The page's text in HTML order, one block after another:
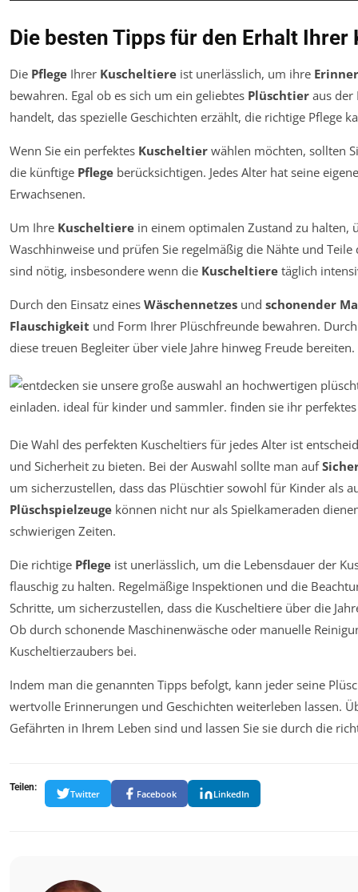
Die besten Tipps für den Erhalt Ihrer
Die Pflege Ihrer Kuscheltiere ist unerlässlich, um ihre
bewahren. Egal ob es sich um ein geliebtes Plüschtier aus
handelt, das spezielle Geschichten erzählt, die richtige Pflege
Wenn Sie ein perfektes Kuscheltier wählen möchten, sollten
die künftige Pflege berücksichtigen. Jedes Alter hat seine
Erwachsenen.
Um Ihre Kuscheltiere in einem optimalen Zustand zu halten,
Waschhinweise und prüfen Sie regelmäßig die Nähte und Teile
sind nötig, insbesondere wenn die Kuscheltiere täglich
Durch den Einsatz eines Wäschennetzes und schonender
Flauschigkeit und Form Ihrer Plüschfreunde bewahren.
diese treuen Begleiter über viele Jahre hinweg Freude bereiten.
Die Wahl des perfekten Kuscheltiers für jedes Alter ist
und Sicherheit zu bieten. Bei der Auswahl sollte man auf
um sicherzustellen, dass das Plüschtier sowohl für Kinder als
Plüschspielzeuge können nicht nur als Spielkameraden
schwierigen Zeiten.
Die richtige Pflege ist unerlässlich, um die Lebensdauer der
flauschig zu halten. Regelmäßige Inspektionen und die
Schritte, um sicherzustellen, dass die Kuscheltiere über die
Ob durch schonende Maschinenwäsche oder manuelle
Kuscheltierzaubers bei.
Indem man die genannten Tipps befolgt, kann jeder seine
wertvolle Erinnerungen und Geschichten weiterleben lassen.
Gefährten in Ihrem Leben sind und lassen Sie sie durch die
Teilen:
Twitter Facebook LinkedIn